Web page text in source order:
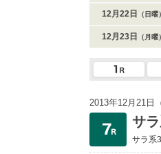
12月22日 （日曜）
12月23日 （月曜）
2013年12月21日
サ
サラ系